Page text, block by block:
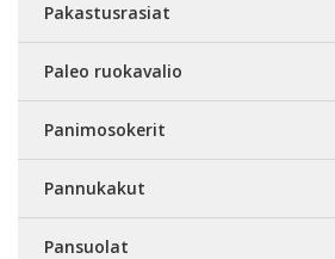
Pakastusrasiat
Paleo ruokavalio
Panimosokerit
Pannukakut
Pansuolat